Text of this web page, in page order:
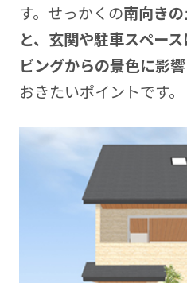
す。せっかくの南向き
と、玄関や駐車スペー
ビングからの景色に影
おきたいポイントです。